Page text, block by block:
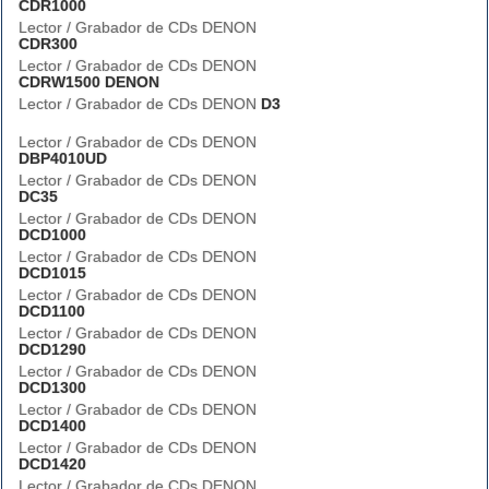
CDR1000
Lector / Grabador de CDs DENON
CDR300
Lector / Grabador de CDs DENON
CDRW1500 DENON
Lector / Grabador de CDs DENON D3
Lector / Grabador de CDs DENON
DBP4010UD
Lector / Grabador de CDs DENON
DC35
Lector / Grabador de CDs DENON
DCD1000
Lector / Grabador de CDs DENON
DCD1015
Lector / Grabador de CDs DENON
DCD1100
Lector / Grabador de CDs DENON
DCD1290
Lector / Grabador de CDs DENON
DCD1300
Lector / Grabador de CDs DENON
DCD1400
Lector / Grabador de CDs DENON
DCD1420